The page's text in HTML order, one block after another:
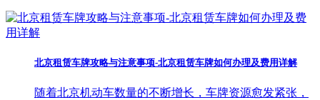
北京租赁车牌攻略与注意事项-北京租赁车牌如何办理及费用详解
随着北京机动车数量的不断增长，车牌资源愈发紧张，